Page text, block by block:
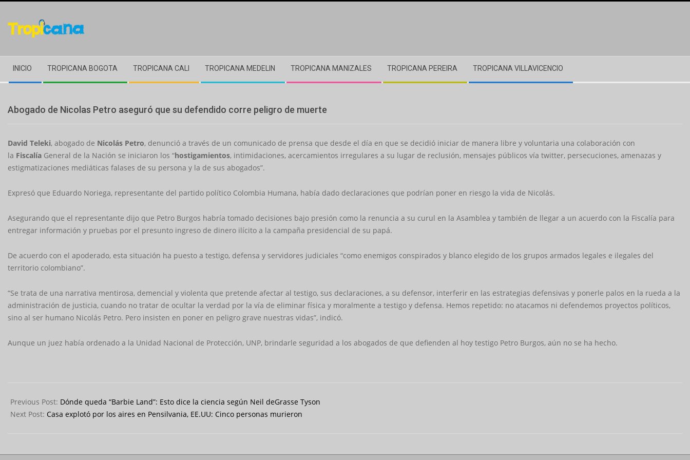
content
Navigation
Menu
INICIO TROPICANA BOGOTA TROPICANA CALI TROPICANA MEDELIN TROPICANA MANIZALES TROPICANA PEREIRA TROPICANA VILLAVICENCIO
Abogado de Nicolas Petro aseguró que su defendido corre peligro de muerte
David Teleki, abogado de Nicolás Petro, denunció a través de un comunicado de prensa que desde el día en que se decidió iniciar de manera libre y voluntaria una colaboración con
la Fiscalía General de la Nación se iniciaron los “hostigamientos, intimidaciones, acercamientos irregulares a su lugar de reclusión, mensajes públicos vía twitter, persecuciones, amenazas y
estigmatizaciones mediáticas falases de su persona y la de sus abogados”.
Expresó que Eduardo Noriega, representante del partido político Colombia Humana, había dado declaraciones que podrían poner en riesgo la vida de Nicolás.
Asegurando que el representante dijo que Petro Burgos habría tomado decisiones bajo presión como la renuncia a su curul en la Asamblea y también de llegar a un acuerdo con la Fiscalía para
entregar información y pruebas por el presunto ingreso de dinero ilícito a la campaña presidencial de su papá.
De acuerdo con el apoderado, esta situación ha puesto a testigo, defensa y servidores judiciales “como enemigos conspirados y blanco elegido de los grupos armados legales e ilegales del
territorio colombiano”.
“Se trata de una narrativa mentirosa, demencial y violenta que pretende afectar al testigo, sus declaraciones, a su defensor, interferir en las estrategias defensivas y ponerle palos en la rueda a la
administración de justicia, cuando no tratar de ocultar la verdad por la vía de eliminar física y moralmente a testigo y defensa. Hemos repetido: no atacamos ni defendemos proyectos políticos,
sino al ser humano Nicolás Petro. Pero insisten en poner en peligro grave nuestras vidas”, indicó.
Aunque un juez había ordenado a la Unidad Nacional de Protección, UNP, brindarle seguridad a los abogados de que defienden al hoy testigo Petro Burgos, aún no se ha hecho.
08-
12
Previous Post: Dónde queda “Barbie Land”: Esto dice la ciencia según Neil deGrasse Tyson
Next Post: Casa explotó por los aires en Pensilvania, EE.UU: Cinco personas murieron